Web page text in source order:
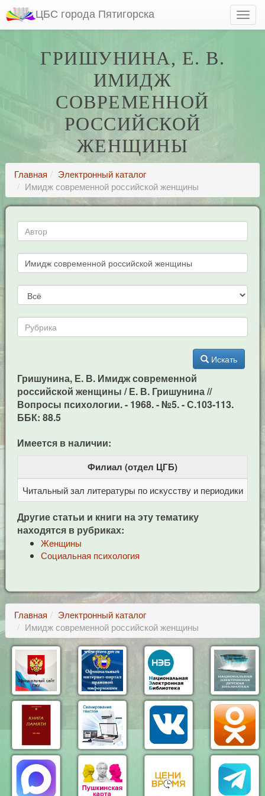
ЦБС города Пятигорска
ГРИШУНИНА, Е. В.
ИМИДЖ
СОВРЕМЕННОЙ
РОССИЙСКОЙ
ЖЕНЩИНЫ
Главная
Электронный каталог
Имидж современной российской женщины
Искать
Гришунина, Е. В. Имидж современной
российской женщины / Е. В. Гришунина //
Вопросы психологии. - 1968. - №5. - С.103-113.
ББК: 88.5
Имеется в наличии:
Филиал (отдел ЦГБ)
Читальный зал литературы по искусству и периодики
Другие статьи и книги на эту тематику
находятся в рубриках:
Женщины
Социальная психология
Главная
Электронный каталог
Имидж современной российской женщины